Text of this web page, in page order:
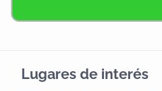
Lugares de interés